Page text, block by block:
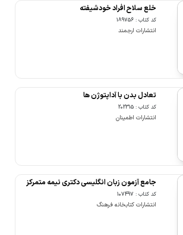
خلع سلاح افراد خودشیفته
کد کتاب : 189756
انتشارات ارجمند
تعادل بدن با آداپتوژن ها
کد کتاب : 202315
انتشارات اطمینان
جامع آزمون زبان انگلیسی دکتری نیمه متمرکز
کد کتاب : 107497
انتشارات کتابخانه فرهنگ